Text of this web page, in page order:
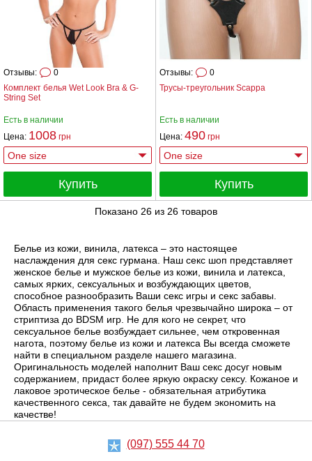
Комплект белья Wet Look Bra & G-
String Set
Отзывы: 0
Есть в наличии
Цена: 1008 грн
Купить
Трусы-треугольник Scappa
Отзывы: 0
Есть в наличии
Цена: 490 грн
Купить
Показано 26 из 26 товаров
Белье из кожи, винила, латекса – это настоящее
наслаждения для секс гурмана. Наш секс шоп представляет
женское белье и мужское белье из кожи, винила и латекса,
самых ярких, сексуальных и возбуждающих цветов,
способное разнообразить Ваши секс игры и секс забавы.
Область применения такого белья чрезвычайно широка – от
стриптиза до BDSM игр. Не для кого не секрет, что
сексуальное белье возбуждает сильнее, чем откровенная
нагота, поэтому белье из кожи и латекса Вы всегда сможете
найти в специальном разделе нашего магазина.
Оригинальность моделей наполнит Ваш секс досуг новым
содержанием, придаст более яркую окраску сексу. Кожаное и
лаковое эротическое белье - обязательная атрибутика
качественного секса, так давайте не будем экономить на
качестве!
(097) 555 44 70